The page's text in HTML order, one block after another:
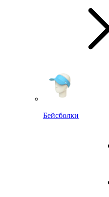
Бейсболки